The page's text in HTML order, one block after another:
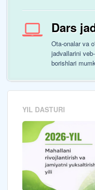
Dars
Ota-onalar va
jadvallarini
borishlari
YIL DASTURI